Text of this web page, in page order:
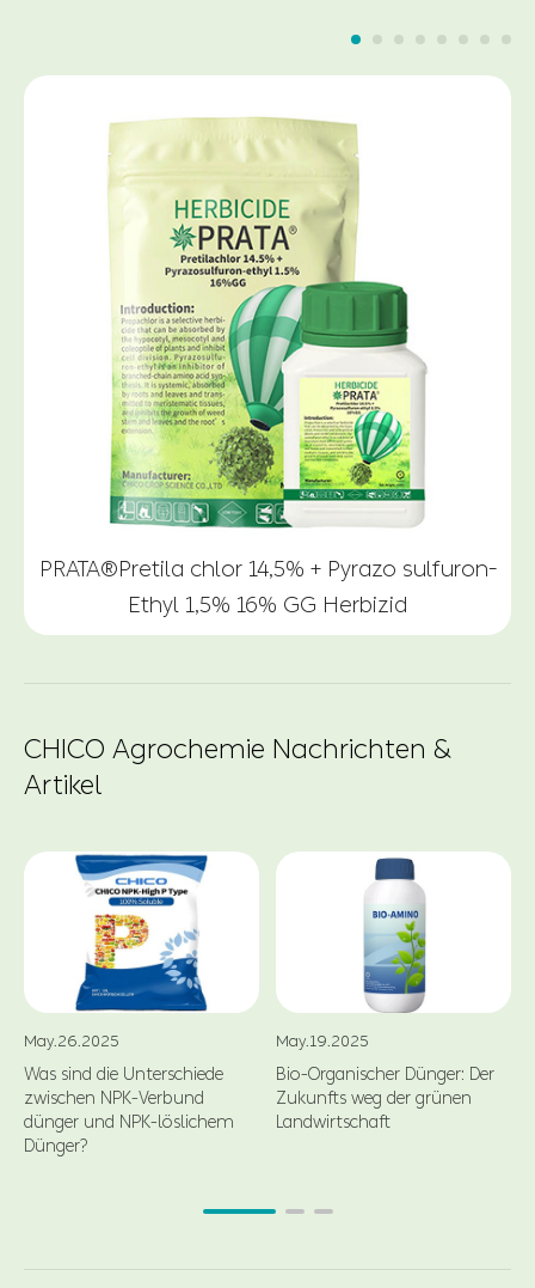
PRATA®Pretila chlor 14,5% + Pyrazo sulfuron-
Ethyl 1,5% 16% GG Herbizid
CHICO Agrochemie Nachrichten &
Artikel
May.26.2025
Was sind die Unterschiede
zwischen NPK-Verbund
dünger und NPK-löslichem
Dünger?
May.19.2025
Bio-Organischer Dünger: Der
Zukunfts weg der grünen
Landwirtschaft